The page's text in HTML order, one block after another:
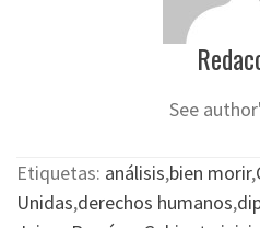
See
Etiquetas: análisis,bien morir,
Unidas,derechos humanos,